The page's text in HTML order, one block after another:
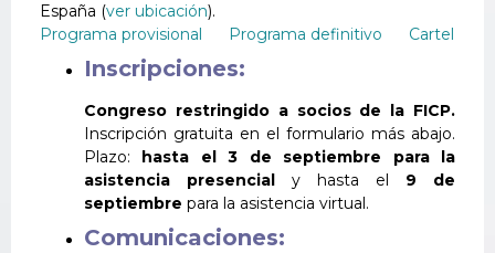
España (ver ubicación).
Programa provisional
Programa definitivo Cartel
Inscripciones:
Congreso restringido a socios de la FICP.
Inscripción gratuita en el formulario más abajo.
Plazo: hasta el 3 de septiembre para la
asistencia presencialy hasta el 9 de
septiembre para la asistencia virtual.
Comunicaciones: